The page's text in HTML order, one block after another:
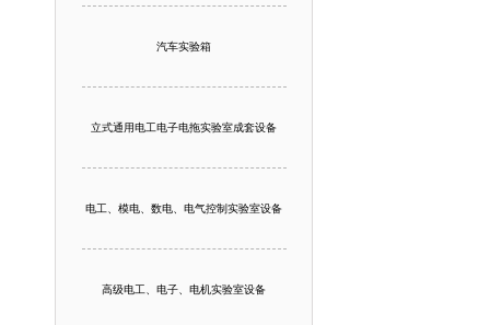
汽车实验箱
立式通用电工电子电拖实验室成套设备
电工、模电、数电、电气控制实验室设备
高级电工、电子、电机实验室设备